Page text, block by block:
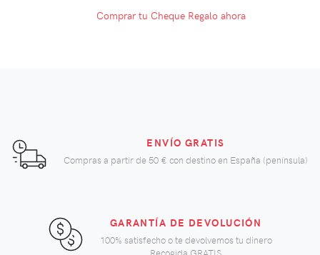
Comprar tu Cheque Regalo ahora
ENVÍO GRATIS
Compras a partir de 50 € con destino en España (península)
GARANTÍA DE DEVOLUCIÓN
100% satisfecho o te devolvemos tu dinero